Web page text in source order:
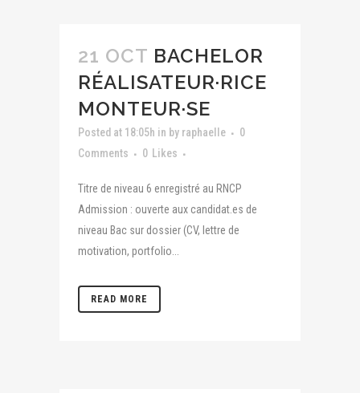
21 OCT BACHELOR
RÉALISATEUR·RICE
MONTEUR·SE
Posted at 18:05h in by raphaelle
0
Comments
0 Likes
Titre de niveau 6 enregistré au RNCP
Admission : ouverte aux candidat.es de
niveau Bac sur dossier (CV, lettre de
motivation, portfolio...
READ MORE